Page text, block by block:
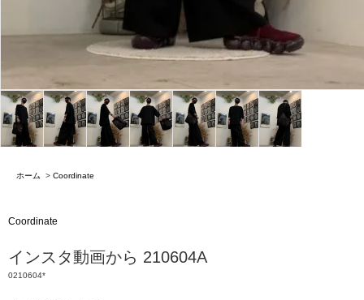
ホーム > Coordinate
Coordinate
インスタ動画から 210604A
0210604*